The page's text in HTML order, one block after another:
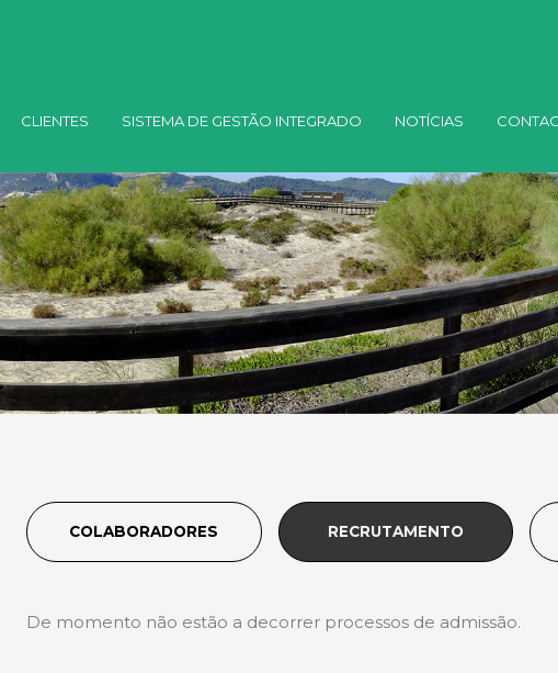
CLIENTES SISTEMA DE GESTÃO INTEGRADO NOTÍCIAS
COLABORADORES RECRUTAMENTO
De momento não estão a decorrer processos de admissão.